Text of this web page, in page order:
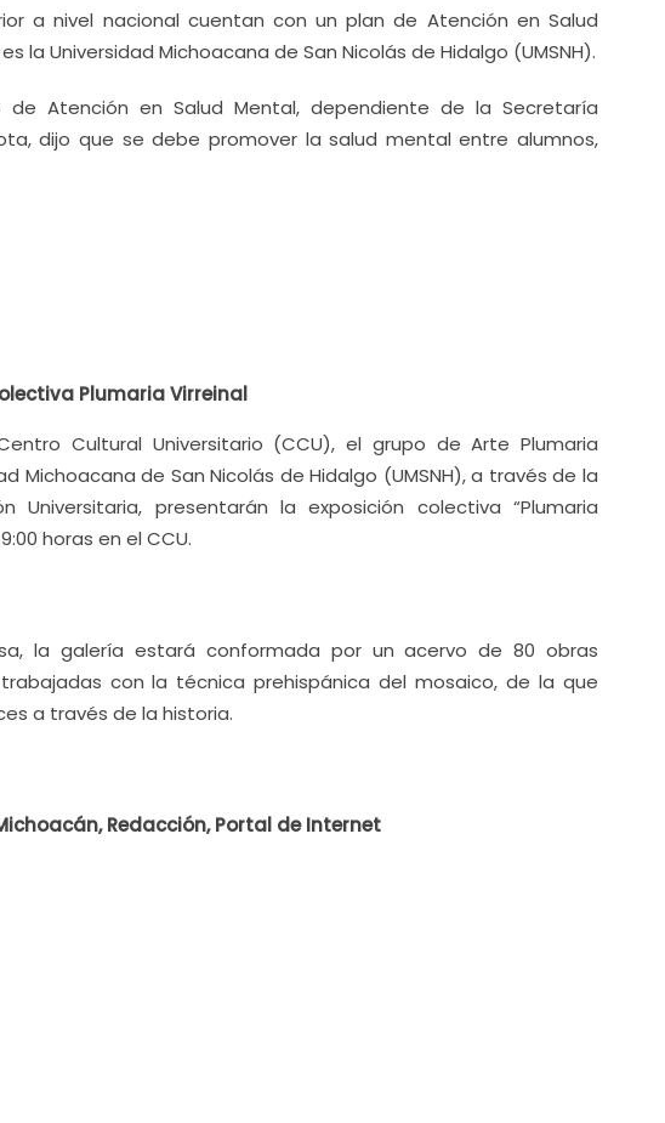
a nivel nacional cuentan con un plan de Atención en Salud
la Universidad Michoacana de San Nicolás de Hidalgo (UMSNH).
de Atención en Salud Mental, dependiente de la Secretaría
dijo que se debe promover la salud mental entre alumnos,
Plumaria Virreinal
Cultural Universitario (CCU), el grupo de Arte Plumaria
Michoacana de San Nicolás de Hidalgo (UMSNH), a través de la
Universitaria, presentarán la exposición colectiva “Plumaria
horas en el CCU.
la galería estará conformada por un acervo de 80 obras
con la técnica prehispánica del mosaico, de la que
a través de la historia.
Redacción, Portal de Internet